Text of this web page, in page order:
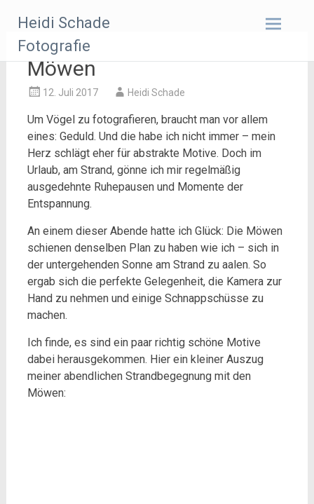
Inhalt
springen
Heidi Schade
Fotografie
Möwen
12. Juli 2017 Heidi Schade
Um Vögel zu fotografieren, braucht man vor allem
eines: Geduld. Und die habe ich nicht immer – mein
Herz schlägt eher für abstrakte Motive. Doch im
Urlaub, am Strand, gönne ich mir regelmäßig
ausgedehnte Ruhepausen und Momente der
Entspannung.
An einem dieser Abende hatte ich Glück: Die Möwen
schienen denselben Plan zu haben wie ich – sich in
der untergehenden Sonne am Strand zu aalen. So
ergab sich die perfekte Gelegenheit, die Kamera zur
Hand zu nehmen und einige Schnappschüsse zu
machen.
Ich finde, es sind ein paar richtig schöne Motive
dabei herausgekommen. Hier ein kleiner Auszug
meiner abendlichen Strandbegegnung mit den
Möwen: